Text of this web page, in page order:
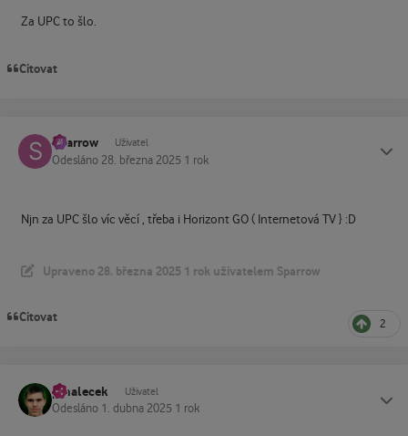
Za UPC to šlo.
Citovat
Sparrow Uživatel
Odesláno 28. března 2025 1 rok
Njn za UPC šlo víc věcí , třeba i Horizont GO ( Internetová TV } :D
Upraveno 28. března 2025 1 rok uživatelem Sparrow
Citovat 2
pmalecek Uživatel
Odesláno 1. dubna 2025 1 rok